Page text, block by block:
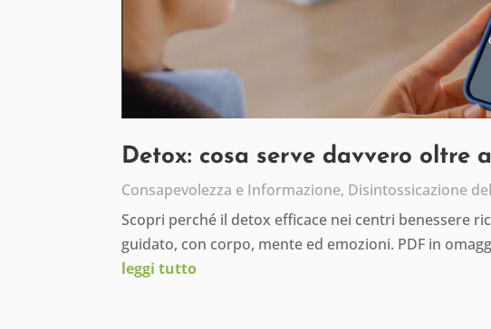
Detox: cosa serve davvero oltre
Consapevolezza e Informazione, Disintossicazione
Scopri perché il detox efficace nei centri benessere
guidato, con corpo, mente ed emozioni. PDF in
leggi tutto